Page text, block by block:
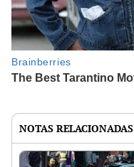
NOTAS RELACIONADAS